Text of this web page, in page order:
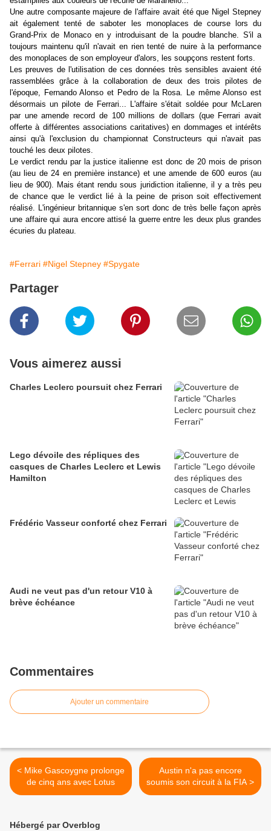
Une autre composante majeure de l'affaire avait été que Nigel Stepney
ait également tenté de saboter les monoplaces de course lors du
Grand-Prix de Monaco en y introduisant de la poudre blanche. S'il a
toujours maintenu qu'il n'avait en rien tenté de nuire à la performance
des monoplaces de son employeur d'alors, les soupçons restent forts.
Les preuves de l'utilisation de ces données très sensibles avaient été
rassemblées grâce à la collaboration de deux des trois pilotes de
l'époque, Fernando Alonso et Pedro de la Rosa. Le même Alonso est
désormais un pilote de Ferrari... L'affaire s'était soldée pour McLaren
par une amende record de 100 millions de dollars (que Ferrari avait
offerte à différentes associations caritatives) en dommages et intérêts
ainsi qu'à l'exclusion du championnat Constructeurs qui n'avait pas
touché les deux pilotes.
Le verdict rendu par la justice italienne est donc de 20 mois de prison
(au lieu de 24 en première instance) et une amende de 600 euros (au
lieu de 900). Mais étant rendu sous juridiction italienne, il y a très peu
de chance que le verdict lié à la peine de prison soit effectivement
réalisé. L'ingénieur britannique s'en sort donc de très belle façon après
une affaire qui aura encore attisé la guerre entre les deux plus grandes
écuries du plateau.
#Ferrari #Nigel Stepney #Spygate
Partager
Vous aimerez aussi
Charles Leclerc poursuit chez Ferrari
Lego dévoile des répliques des
casques de Charles Leclerc et Lewis
Hamilton
Frédéric Vasseur conforté chez Ferrari
Audi ne veut pas d'un retour V10 à
brève échéance
Commentaires
Ajouter un commentaire
< Mike Gascoygne prolonge
de cinq ans avec Lotus
Austin n'a pas encore
soumis son circuit à la FIA >
Hébergé par Overblog